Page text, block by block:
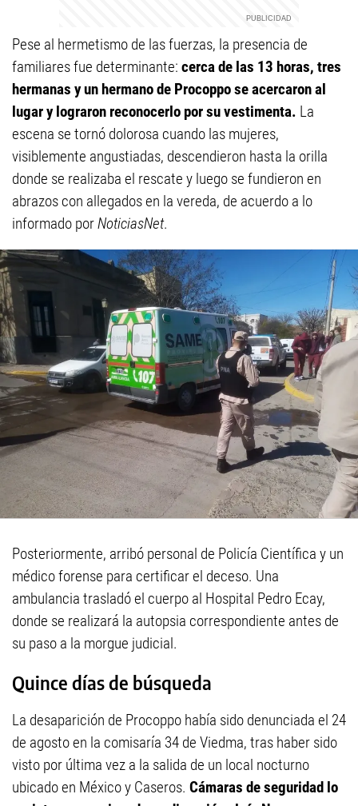
Pese al hermetismo de las fuerzas, la presencia de
familiares fue determinante: cerca de las 13 horas, tres
hermanas y un hermano de Procoppo se acercaron al
lugar y lograron reconocerlo por su vestimenta. La
escena se tornó dolorosa cuando las mujeres,
visiblemente angustiadas, descendieron hasta la orilla
donde se realizaba el rescate y luego se fundieron en
abrazos con allegados en la vereda, de acuerdo a lo
informado porNoticiasNet.
Posteriormente, arribó personal de Policía Científica y un
médico forense para certificar el deceso. Una
ambulancia trasladó el cuerpo al Hospital Pedro Ecay,
donde se realizará la autopsia correspondiente antes de
su paso a la morgue judicial.
Quince días de búsqueda
La desaparición de Procoppo había sido denunciada el 24
de agosto en la comisaría 34 de Viedma, tras haber sido
visto por última vez a la salida de un local nocturno
ubicado en México y Caseros. Cámaras de seguridad lo